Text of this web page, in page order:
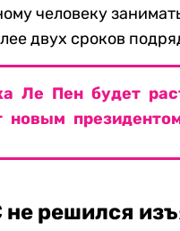
человеку
двух сроков
Ле Пен будет
новым
решился